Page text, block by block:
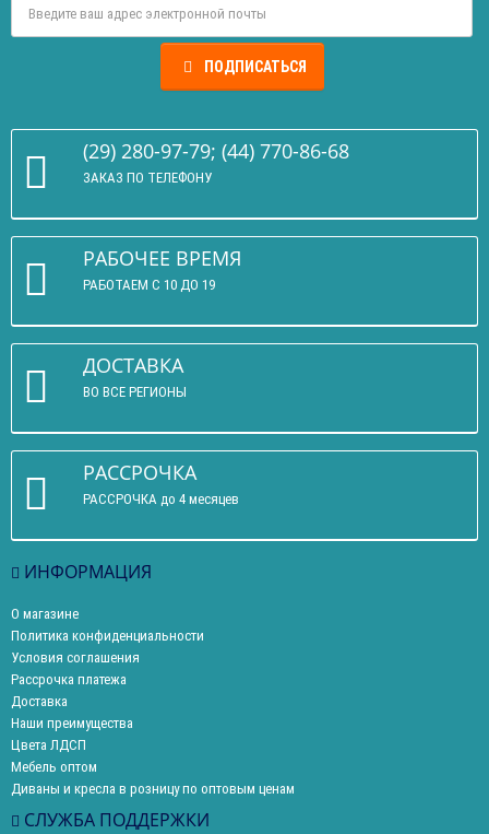
ПОДПИСАТЬСЯ
(29) 280-97-79; (44) 770-86-68
ЗАКАЗ ПО ТЕЛЕФОНУ
РАБОЧЕЕ ВРЕМЯ
РАБОТАЕМ С 10 ДО 19
ДОСТАВКА
ВО ВСЕ РЕГИОНЫ
РАССРОЧКА
РАССРОЧКА до 4 месяцев
ИНФОРМАЦИЯ
О магазине
Политика конфиденциальности
Условия соглашения
Рассрочка платежа
Доставка
Наши преимущества
Цвета ЛДСП
Мебель оптом
Диваны и кресла в розницу по оптовым ценам
СЛУЖБА ПОДДЕРЖКИ